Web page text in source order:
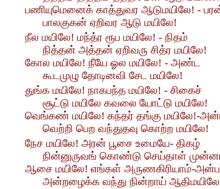
பணியுமெனைக் காத்துவர ஆடுமயிலே! -
பாலகுகன் ஏறிவர ஆடு மயிலே!
நீல மயிலே! மந்த்ர ரூப மயிலே! - நிதம்
நித்தன் அத்தன் ஏறிவரு சித்ர மயிலே!
கோல மயிலே! நீயே ஓல மயிலே! - அண்ட
கூடமுழு தோடினவி சேட மயிலே!
துங்க மயிலே! நாகபந்த மயிலே! - சிகைச்
சூட்டு மயிலே கவலை யோட்டு மயிலே!
வெங்கண் மயிலே! கந்தர் தங்கு மயிலே!-
வெற்றி பெற வந்துதவு கொற்ற மயிலே!
நேச மயிலே! அரன் பூசை உமையே- திகழ்
நின்னுருவங் கொண்டு செய்தாள்
ஆசை மயிலே! எங்கள் அருணகிரியாம்-
அன்றழைக்க வந்து நின்றாய்